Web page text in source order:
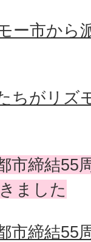
ー市から
ちがリズ
市締結55
ました
市締結55